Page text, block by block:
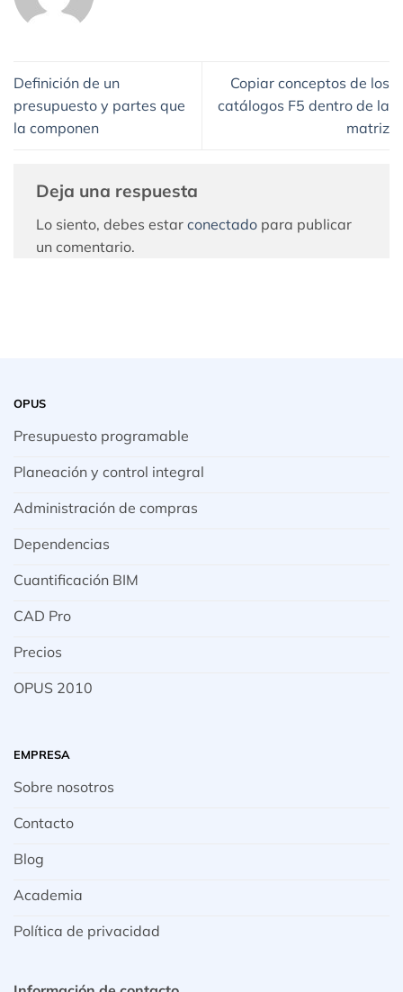
Definición de un
presupuesto y partes que
la componen
Copiar conceptos de los
catálogos F5 dentro de la
matriz
Deja una respuesta
Lo siento, debes estar conectado para publicar
un comentario.
OPUS
Presupuesto programable
Planeación y control integral
Administración de compras
Dependencias
Cuantificación BIM
CAD Pro
Precios
OPUS 2010
EMPRESA
Sobre nosotros
Contacto
Blog
Academia
Política de privacidad